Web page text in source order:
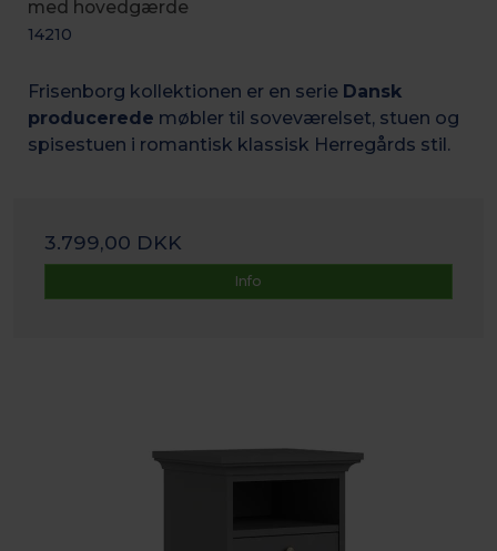
med hovedgærde
14210
Frisenborg kollektionen er en serie Dansk
producerede møbler til soveværelset, stuen og
spisestuen i romantisk klassisk Herregårds stil.
3.799,00 DKK
Info